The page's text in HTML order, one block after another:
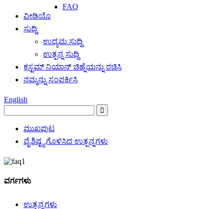
FAQ
ವೀಡಿಯೊ
ಸುದ್ದಿ
ಉದ್ಯಮ ಸುದ್ದಿ
ಉತ್ಪನ್ನ ಸುದ್ದಿ
ಕಸ್ಟಮ್ ನಿಯಾನ್ ಚಿಹ್ನೆಯನ್ನು ರಚಿಸಿ
ನಮ್ಮನ್ನು ಸಂಪರ್ಕಿಸಿ
English
ಮುಖಪುಟ
ವೈಶಿಷ್ಟ್ಯಗೊಳಿಸಿದ ಉತ್ಪನ್ನಗಳು
ವರ್ಗಗಳು
ಉತ್ಪನ್ನಗಳು